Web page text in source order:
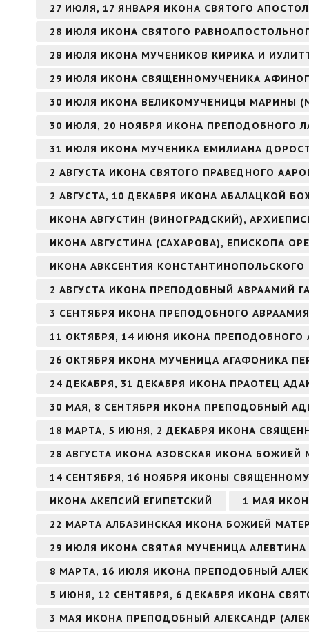
27 ИЮЛЯ, 17 ЯНВАРЯ ИКОНА СВЯТОГО
28 ИЮЛЯ ИКОНА СВЯТОГО
28 ИЮЛЯ ИКОНА МУЧЕНИКОВ КИРИКА И
29 ИЮЛЯ ИКОНА СВЯЩЕННОМУЧЕНИКА
30 ИЮЛЯ ИКОНА ВЕЛИКОМУЧЕНИЦЫ МАРИНЫ
30 ИЮЛЯ, 20 НОЯБРЯ ИКОНА ПРЕПОДОБНОГО
31 ИЮЛЯ ИКОНА МУЧЕНИКА ЕМИЛИАНА
2 АВГУСТА ИКОНА СВЯТОГО ПРАВЕДНОГО
2 АВГУСТА, 10 ДЕКАБРЯ ИКОНА АБАЛАЦКОЙ
ИКОНА АВГУСТИН (ВИНОГРАДСКИЙ),
ИКОНА АВГУСТИНА (САХАРОВА), ЕПИСКОПА
ИКОНА АВКСЕНТИЯ КОНСТАНТИНОПОЛЬСКОГО
2 АВГУСТА ИКОНА ПРЕПОДОБНЫЙ АВРААМИЙ
3 СЕНТЯБРЯ ИКОНА ПРЕПОДОБНОГО
11 ОКТЯБРЯ, 14 ИЮНЯ ИКОНА ПРЕПОДОБНОГО
26 ОКТЯБРЯ ИКОНА МУЧЕНИЦА АГАФОНИКА
24 ДЕКАБРЯ, 31 ДЕКАБРЯ ИКОНА ПРАОТЕЦ
30 МАЯ, 8 СЕНТЯБРЯ ИКОНА ПРЕПОДОБНЫЙ
18 МАРТА, 5 ИЮНЯ, 2 ДЕКАБРЯ ИКОНА
28 АВГУСТА ИКОНА АЗОВСКАЯ ИКОНА БОЖИЕЙ
14 СЕНТЯБРЯ, 16 НОЯБРЯ ИКОНЫ
ИКОНА АКЕПСИЙ ЕГИПЕТСКИЙ
1 МАЯ
22 МАРТА АЛБАЗИНСКАЯ ИКОНА БОЖИЕЙ
29 ИЮЛЯ ИКОНА СВЯТАЯ МУЧЕНИЦА
8 МАРТА, 16 ИЮЛЯ ИКОНА ПРЕПОДОБНЫЙ
5 ИЮНЯ, 12 СЕНТЯБРЯ, 6 ДЕКАБРЯ ИКОНА
3 МАЯ ИКОНА ПРЕПОДОБНЫЙ АЛЕКСАНДР